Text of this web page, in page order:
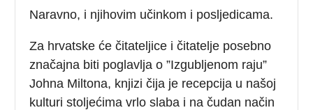
Naravno, i njihovim učinkom i posljedicama.
Za hrvatske će čitateljice i čitatelje posebno
značajna biti poglavlja o ”Izgubljenom raju”
Johna Miltona, knjizi čija je recepcija u našoj
kulturi stoljećima vrlo slaba i na čudan način